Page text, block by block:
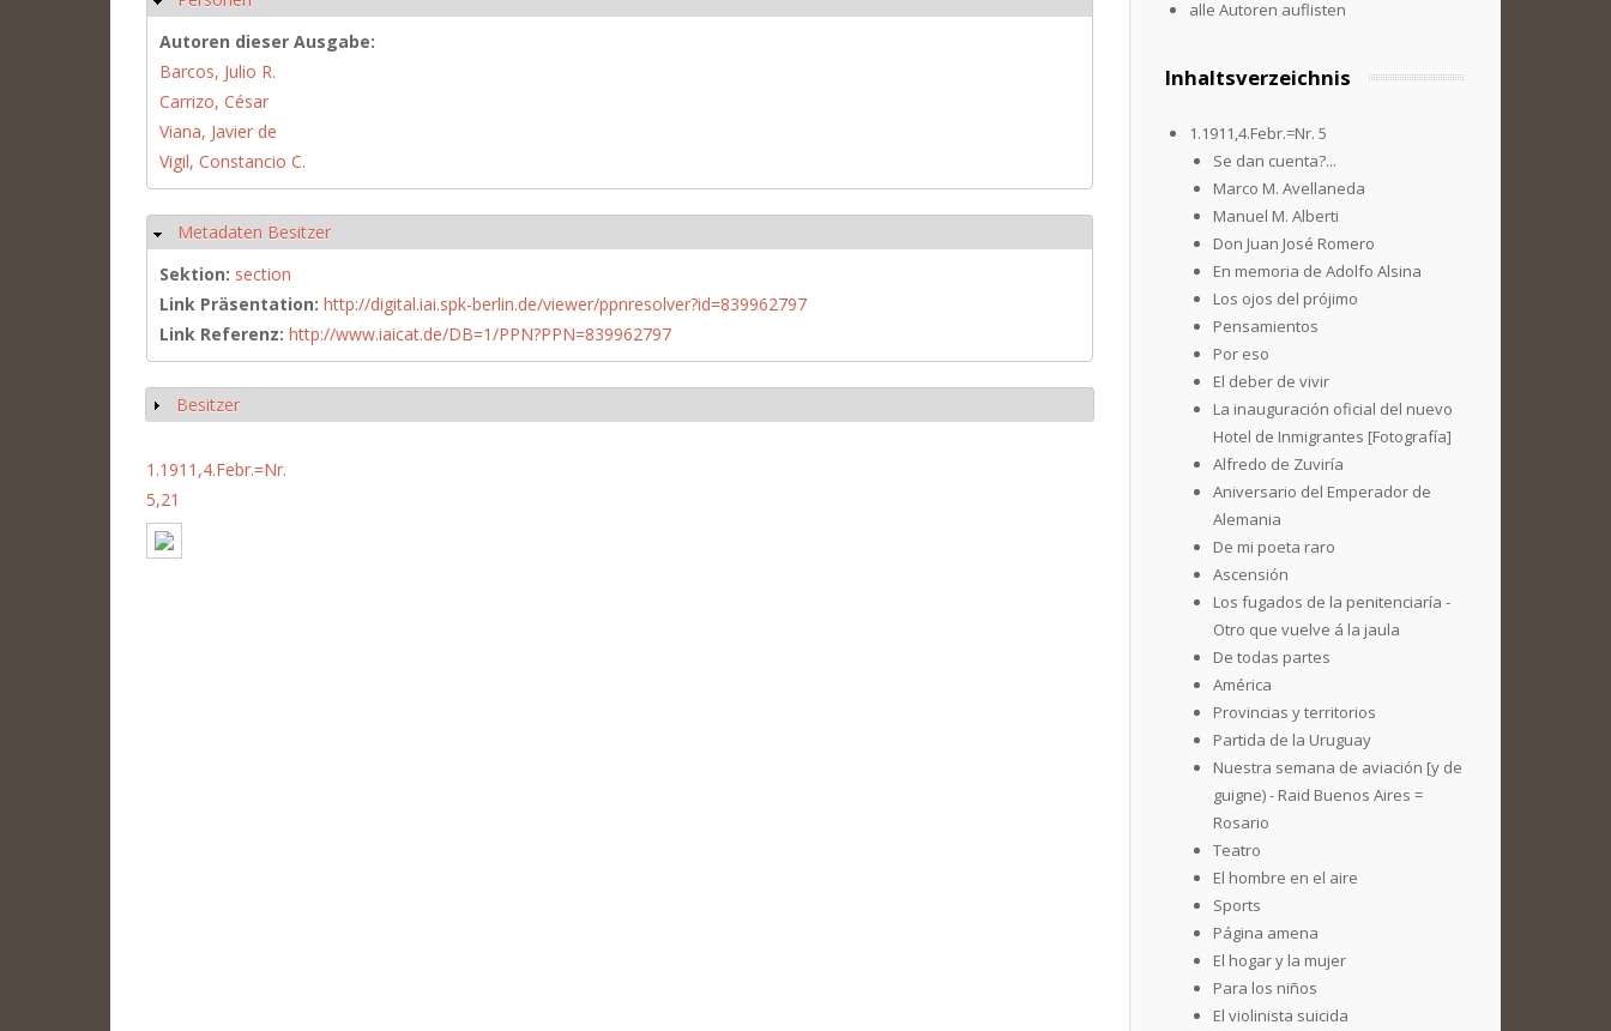
Autoren dieser Ausgabe:
Barcos, Julio R.
Carrizo, César
Viana, Javier de
Vigil, Constancio C.
Hide
Metadaten Besitzer
Sektion: section
Link Präsentation: http://digital.iai.spk-berlin.de/viewer/ppnresolver?id=839962797
Link Referenz: http://www.iaicat.de/DB=1/PPN?PPN=839962797
Show
Besitzer
1.1911,4.Febr.=Nr.
5,21
alle Autoren auflisten
Inhaltsverzeichnis
1.1911,4.Febr.=Nr. 5
Se dan cuenta?...
Marco M. Avellaneda
Manuel M. Alberti
Don Juan José Romero
En memoria de Adolfo Alsina
Los ojos del prójimo
Pensamientos
Por eso
El deber de vivir
La inauguración oficial del nuevo
Hotel de Inmigrantes [Fotografía]
Alfredo de Zuviría
Aniversario del Emperador de
Alemania
De mi poeta raro
Ascensión
Los fugados de la penitenciaría -
Otro que vuelve á la jaula
De todas partes
América
Provincias y territorios
Partida de la Uruguay
Nuestra semana de aviación [y de
guigne) - Raid Buenos Aires =
Rosario
Teatro
El hombre en el aire
Sports
Página amena
El hogar y la mujer
Para los niños
El violinista suicida